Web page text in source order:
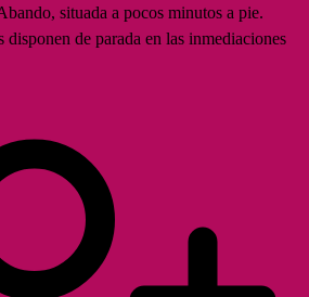
situada a pocos minutos a pie.
de parada en las inmediaciones